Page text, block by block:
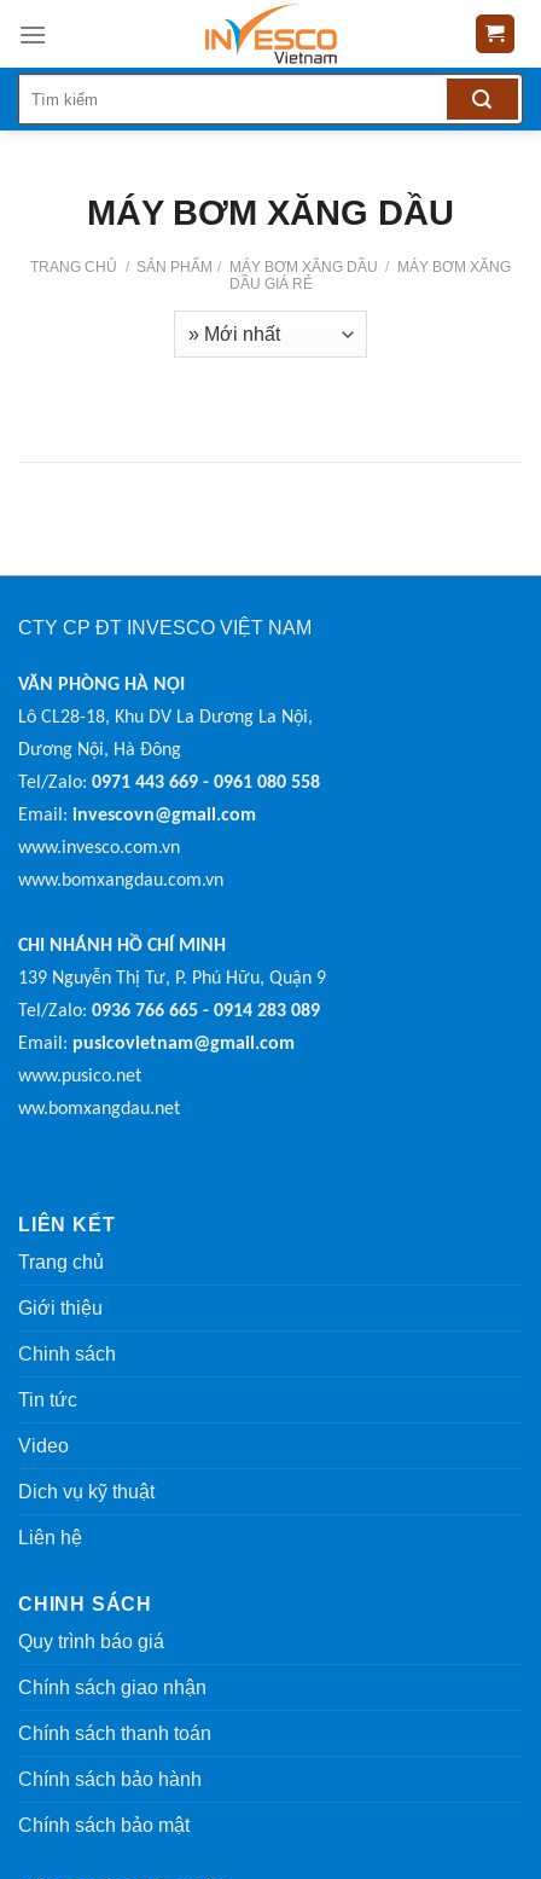
content
MÁY BƠM XĂNG DẦU
TRANG CHỦ / SẢN PHẨM / MÁY BƠM XĂNG DẦU /
MÁY BƠM XĂNG
DẦU GIÁ RẺ
CTY CP ĐT INVESCO VIỆT NAM
VĂN PHÒNG HÀ NỘI
Lô CL28-18, Khu DV La Dương La Nội,
Dương Nội, Hà Đông
Tel/Zalo: 0971 443 669 - 0961 080 558
Email: invescovn@gmail.com
www.invesco.com.vn
www.bomxangdau.com.vn
CHI NHÁNH HỒ CHÍ MINH
139 Nguyễn Thị Tư, P. Phú Hữu, Quận 9
Tel/Zalo: 0936 766 665 - 0914 283 089
Email: pusicovietnam@gmail.com
www.pusico.net
ww.bomxangdau.net
LIÊN KẾT
Trang chủ
Giới thiệu
Chinh sách
Tin tức
Video
Dich vụ kỹ thuật
Liên hệ
CHINH SÁCH
Quy trình báo giá
Chính sách giao nhận
Chính sách thanh toán
Chính sách bảo hành
Chính sách bảo mật